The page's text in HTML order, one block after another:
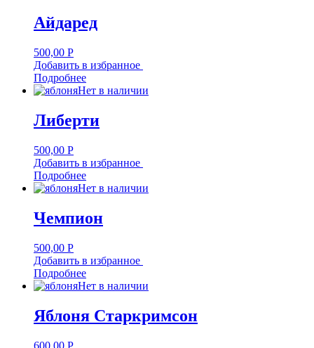
Айдаред
500,00 Р
Добавить в избранное
Подробнее
Нет в наличии
Либерти
500,00 Р
Добавить в избранное
Подробнее
Нет в наличии
Чемпион
500,00 Р
Добавить в избранное
Подробнее
Нет в наличии
Яблоня Старкримсон
600,00 Р